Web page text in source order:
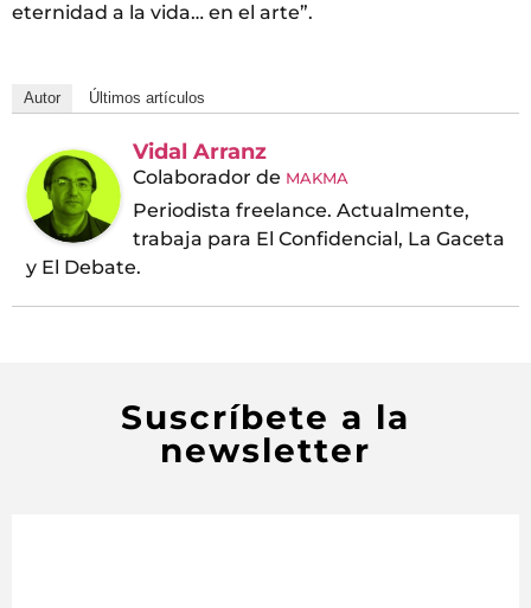
eternidad a la vida… en el arte”.
Autor Últimos artículos
Vidal Arranz
Colaborador de MAKMA
Periodista freelance. Actualmente,
trabaja para El Confidencial, La Gaceta
y El Debate.
Suscríbete a la
newsletter